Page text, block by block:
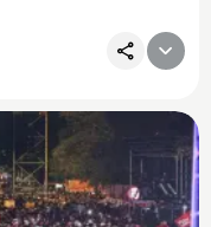
cientos de trovas y
que se gozarán